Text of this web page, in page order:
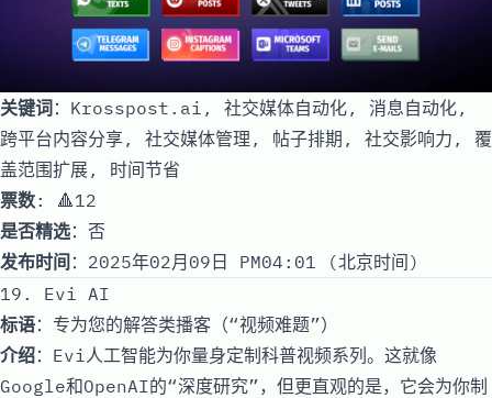
关键词：Krosspost.ai, 社交媒体自动化, 消息自动化,
跨平台内容分享, 社交媒体管理, 帖子排期, 社交影响力, 覆
盖范围扩展, 时间节省
票数: 🔺12
是否精选：否
发布时间 ：2025年02月09日 PM04:01 (北京时间)
19. Evi AI
标语：专为您的解答类播客（“视频难题”）
介绍：Evi人工智能为你量身定制科普视频系列。这就像
Google和OpenAI的“深度研究”，但更直观的是，它会为你制